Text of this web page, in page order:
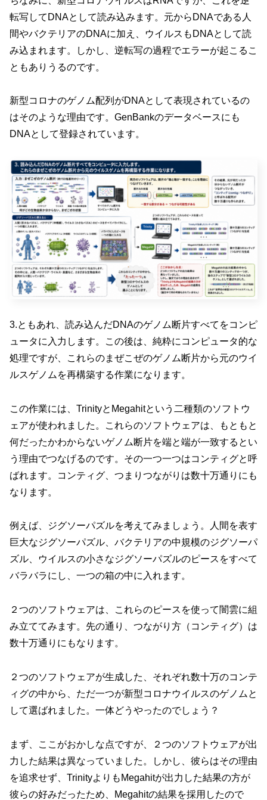
転写してDNAとして読み込みます。元からDNAである人
間やバクテリアのDNAに加え、ウイルスもDNAとして読
み込まれます。しかし、逆転写の過程でエラーが起こるこ
ともありうるのです。
新型コロナのゲノム配列がDNAとして表現されているの
はそのような理由です。GenBankのデータベースにも
DNAとして登録されています。
3.ともあれ、読み込んだDNAのゲノム断片すべてをコンピ
ュータに入力します。この後は、純粋にコンピュータ的な
処理ですが、これらのまぜこぜのゲノム断片から元のウイ
ルスゲノムを再構築する作業になります。
この作業には、TrinityとMegahitという二種類のソフトウ
ェアが使われました。これらのソフトウェアは、もともと
何だったかわからないゲノム断片を端と端が一致するとい
う理由でつなげるのです。その一つ一つはコンティグと呼
ばれます。コンティグ、つまりつながりは数十万通りにも
なります。
例えば、ジグソーパズルを考えてみましょう。人間を表す
巨大なジグソーパズル、バクテリアの中規模のジグソーパ
ズル、ウイルスの小さなジグソーパズルのピースをすべて
バラバラにし、一つの箱の中に入れます。
２つのソフトウェアは、これらのピースを使って闇雲に組
み立ててみます。先の通り、つながり方（コンティグ）は
数十万通りにもなります。
２つのソフトウェアが生成した、それぞれ数十万のコンテ
ィグの中から、ただ一つが新型コロナウイルスのゲノムと
して選ばれました。一体どうやったのでしょう？
まず、ここがおかしな点ですが、２つのソフトウェアが出
力した結果は異なっていました。しかし、彼らはその理由
を追求せず、TrinityよりもMegahitが出力した結果の方が
彼らの好みだったため、Megahitの結果を採用したので